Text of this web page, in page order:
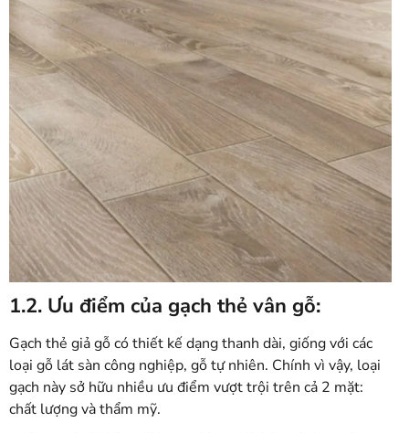
1.2. Ưu điểm của gạch thẻ vân gỗ:
Gạch thẻ giả gỗ có thiết kế dạng thanh dài, giống với các
loại gỗ lát sàn công nghiệp, gỗ tự nhiên. Chính vì vậy, loại
gạch này sở hữu nhiều ưu điểm vượt trội trên cả 2 mặt:
chất lượng và thẩm mỹ.